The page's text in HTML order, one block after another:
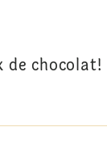
de chocolat!